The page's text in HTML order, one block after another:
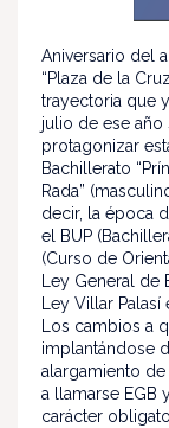
Aniversario del
“Plaza de la
trayectoria que
julio de ese año
protagonizar
Bachillerato
Rada”
decir, la época
el BUP
(Curso de
Ley General
Ley Villar
Los cambios a
implantándose
alargamiento
a llamarse EGB
carácter